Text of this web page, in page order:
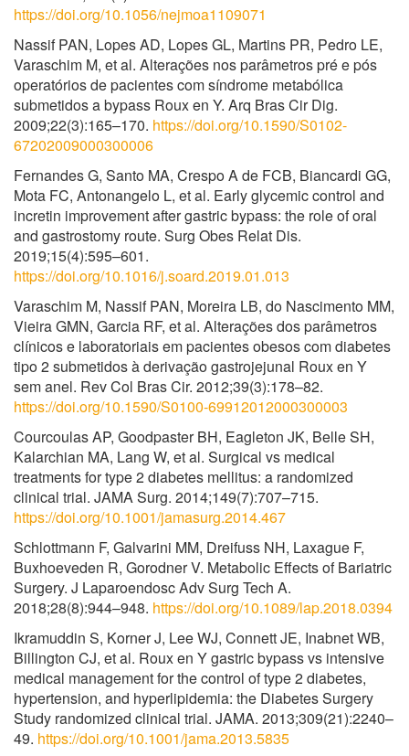
https://doi.org/10.1056/nejmoa1109071
Nassif PAN, Lopes AD, Lopes GL, Martins PR, Pedro LE,
Varaschim M, et al. Alterações nos parâmetros pré e pós
operatórios de pacientes com síndrome metabólica
submetidos a bypass Roux en Y. Arq Bras Cir Dig.
2009;22(3):165–170. https://doi.org/10.1590/S0102-
67202009000300006
Fernandes G, Santo MA, Crespo A de FCB, Biancardi GG,
Mota FC, Antonangelo L, et al. Early glycemic control and
incretin improvement after gastric bypass: the role of oral
and gastrostomy route. Surg Obes Relat Dis.
2019;15(4):595–601.
https://doi.org/10.1016/j.soard.2019.01.013
Varaschim M, Nassif PAN, Moreira LB, do Nascimento MM,
Vieira GMN, Garcia RF, et al. Alterações dos parâmetros
clínicos e laboratoriais em pacientes obesos com diabetes
tipo 2 submetidos à derivação gastrojejunal Roux en Y
sem anel. Rev Col Bras Cir. 2012;39(3):178–82.
https://doi.org/10.1590/S0100-69912012000300003
Courcoulas AP, Goodpaster BH, Eagleton JK, Belle SH,
Kalarchian MA, Lang W, et al. Surgical vs medical
treatments for type 2 diabetes mellitus: a randomized
clinical trial. JAMA Surg. 2014;149(7):707–715.
https://doi.org/10.1001/jamasurg.2014.467
Schlottmann F, Galvarini MM, Dreifuss NH, Laxague F,
Buxhoeveden R, Gorodner V. Metabolic Effects of Bariatric
Surgery. J Laparoendosc Adv Surg Tech A.
2018;28(8):944–948. https://doi.org/10.1089/lap.2018.0394
Ikramuddin S, Korner J, Lee WJ, Connett JE, Inabnet WB,
Billington CJ, et al. Roux en Y gastric bypass vs intensive
medical management for the control of type 2 diabetes,
hypertension, and hyperlipidemia: the Diabetes Surgery
Study randomized clinical trial. JAMA. 2013;309(21):2240–
49. https://doi.org/10.1001/jama.2013.5835